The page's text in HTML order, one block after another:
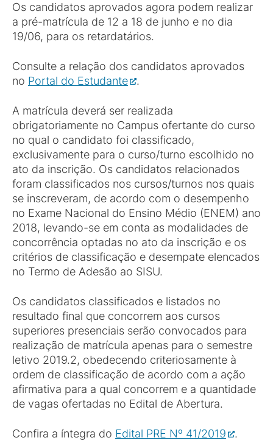
Os candidatos aprovados agora podem realizar
a pré-matrícula de 12 a 18 de junho e no dia
19/06, para os retardatários.
Consulte a relação dos candidatos aprovados
no Portal do Estudante .
A matrícula deverá ser realizada
obrigatoriamente no Campus ofertante do curso
no qual o candidato foi classificado,
exclusivamente para o curso/turno escolhido no
ato da inscrição. Os candidatos relacionados
foram classificados nos cursos/turnos nos quais
se inscreveram, de acordo com o desempenho
no Exame Nacional do Ensino Médio (ENEM) ano
2018, levando-se em conta as modalidades de
concorrência optadas no ato da inscrição e os
critérios de classificação e desempate elencados
no Termo de Adesão ao SISU.
Os candidatos classificados e listados no
resultado final que concorrem aos cursos
superiores presenciais serão convocados para
realização de matrícula apenas para o semestre
letivo 2019.2, obedecendo criteriosamente à
ordem de classificação de acordo com a ação
afirmativa para a qual concorrem e a quantidade
de vagas ofertadas no Edital de Abertura.
Confira a íntegra do Edital PRE Nº 41/2019 .